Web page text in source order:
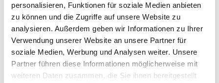
personalisieren, Funktionen für soziale Medien anbieten
zu können und die Zugriffe auf unsere Website zu
analysieren. Außerdem geben wir Informationen zu Ihrer
Verwendung unserer Website an unsere Partner für
soziale Medien, Werbung und Analysen weiter. Unsere
Partner führen diese Informationen möglicherweise mit
weiteren Daten zusammen, die Sie ihnen bereitgestellt
Dienstag, 4. Januar 2028, 10:00 Uhr
Bergkirchen - Gemeindehaus UG,